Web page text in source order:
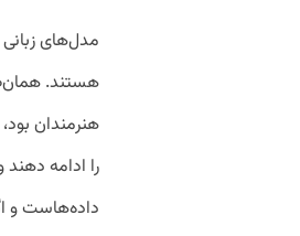
هستند.
هنرمندان
را ادامه
داده‌هاست و